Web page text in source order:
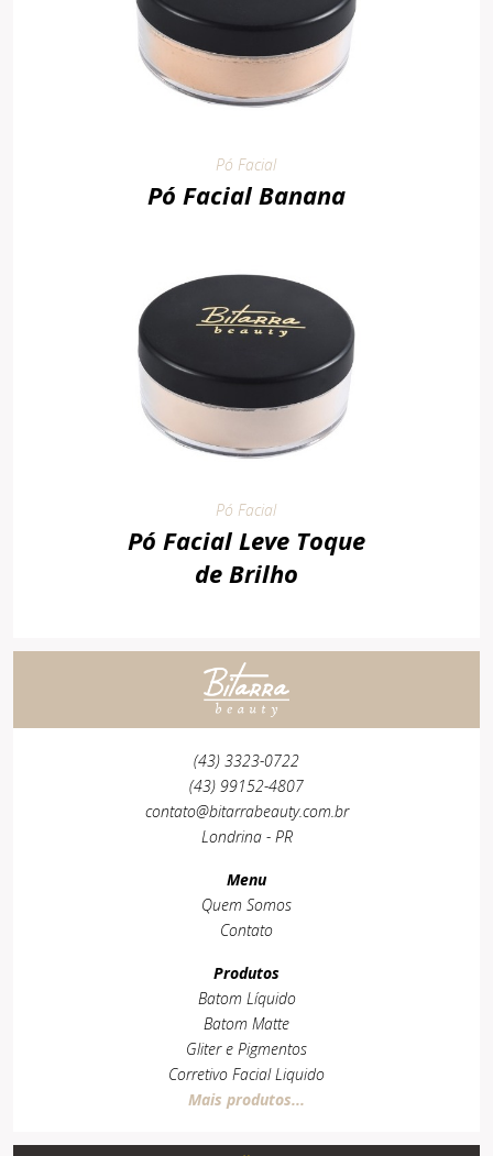
Pó Facial
Pó Facial Banana
Pó Facial
Pó Facial Leve Toque
de Brilho
(43) 3323-0722
(43) 99152-4807
contato@bitarrabeauty.com.br
Londrina - PR
Menu
Quem Somos
Contato
Produtos
Batom Líquido
Batom Matte
Gliter e Pigmentos
Corretivo Facial Liquido
Mais produtos...